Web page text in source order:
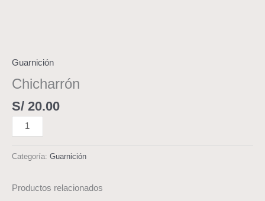
Guarnición
Chicharrón
S/ 20.00
Categoría: Guarnición
Productos relacionados